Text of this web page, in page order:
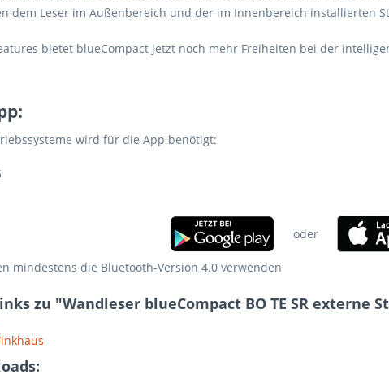
dem Leser im Außenbereich und der im Innenbereich installierten
bietet blueCompact jetzt noch mehr Freiheiten bei der
wird für die App benötigt:
oder
mindestens die Bluetooth-Version 4.0 verwenden
zu "Wandleser blueCompact BO TE SR externe